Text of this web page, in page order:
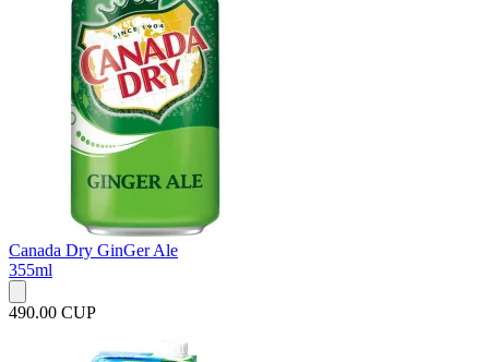
Canada Dry GinGer Ale
355ml
490.00 CUP